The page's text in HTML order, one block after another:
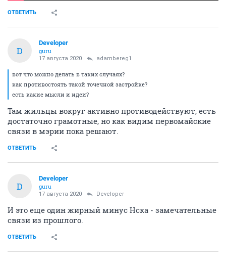
ОТВЕТИТЬ
D
Developer
guru
17 августа 2020 adambereg1
вот что можно делать в таких случаях?
как противостоять такой точечной застройке?
есть какие мысли и идеи?
Там жильцы вокруг активно противодействуют, есть
достаточно грамотные, но как видим первомайские
связи в мэрии пока решают.
ОТВЕТИТЬ
D
Developer
guru
17 августа 2020 Developer
И это еще один жирный минус Нска - замечательные
связи из прошлого.
ОТВЕТИТЬ